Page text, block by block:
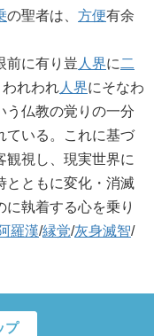
の聖者は、 方便有余
前に有り豈 人界に 二
れわれ 人界にそなわ
う仏教の覚りの一分
ている。これに基づ
観視し、現実世界に
とともに変化・消滅
に執着する心を乗り
羅漢/縁覚/灰身滅智/
プ